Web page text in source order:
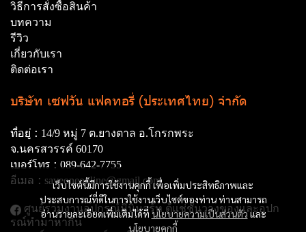
เว็บไซต์นี้มีการใช้งานคุกกี้ เพื่อเพิ่มประสิทธิภาพและ
ประสบการณ์ที่ดีในการใช้งานเว็บไซต์ของท่าน ท่านสามารถ
อ่านรายละเอียดเพิ่มเติมได้ที่ นโยบายความเป็นส่วนตัวและ
นโยบายคุกกี้
วิธีการสั่งซื้อสินค้า
บทความ
รีวิว
เกี่ยวกับเรา
ติดต่อเรา
บริษัท เซฟวัน แฟคทอรี่ (ประเทศไทย) จำกัด
ที่อยู่ : 14/9 หมู่ 7 ต.ยางตาล อ.โกรกพระ
จ.นครสวรรค์ 60170
เบอร์โทร : 089-642-7755
อีเมล : saveoneonline@gmail.com
ศูนย์รวมงานอุปกรณ์มินิมาร์ท ตู้แช่ชั้นวางของและอุปก
รณ์ทํามาหากิน